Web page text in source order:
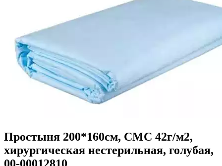
Простыня 200*160см, СМС 42г/м2,
хирургическая нестерильная, голубая,